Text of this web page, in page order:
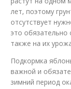
лет, поэтому
отсутствует
это обязательно
также на их
Подкормка
важной и
зимний период